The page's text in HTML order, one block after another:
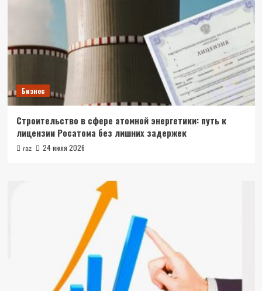
Бизнес
Строительство в сфере атомной энергетики: путь к
лицензии Росатома без лишних задержек
raz 24 июля 2026